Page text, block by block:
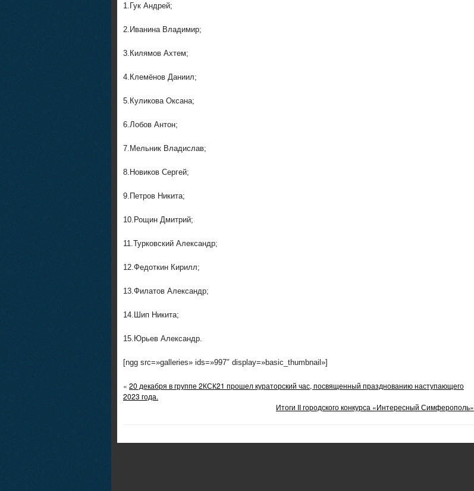
1.Гук Андрей;
2.Иванина Владимир;
3.Килямов Ахтем;
4.Клемёнов Даниил;
5.Куликова Оксана;
6.Лобов Антон;
7.Мельник Владислав;
8.Новиков Сергей;
9.Петров Никита;
10.Рощин Дмитрий;
11.Турковский Александр;
12.Федоткин Кирилл;
13.Филатов Александр;
14.Шип Никита;
15.Юрьев Александр.
[ngg src=»galleries» ids=»997″ display=»basic_thumbnail»]
« 20 декабря в группе 2КСК21 прошел кураторский час, посвященный празднованию наступающего
2023 года.
Итоги II городского конкурса «Интересный Симферополь»